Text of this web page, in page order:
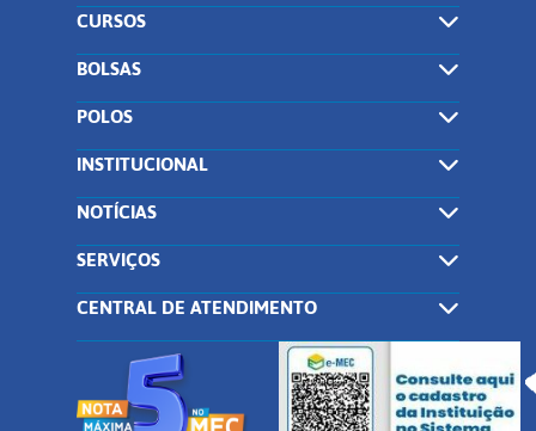
CURSOS
BOLSAS
POLOS
INSTITUCIONAL
NOTÍCIAS
SERVIÇOS
CENTRAL DE ATENDIMENTO